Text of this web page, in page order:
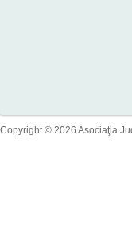
Copyright © 2026 Asociaţia